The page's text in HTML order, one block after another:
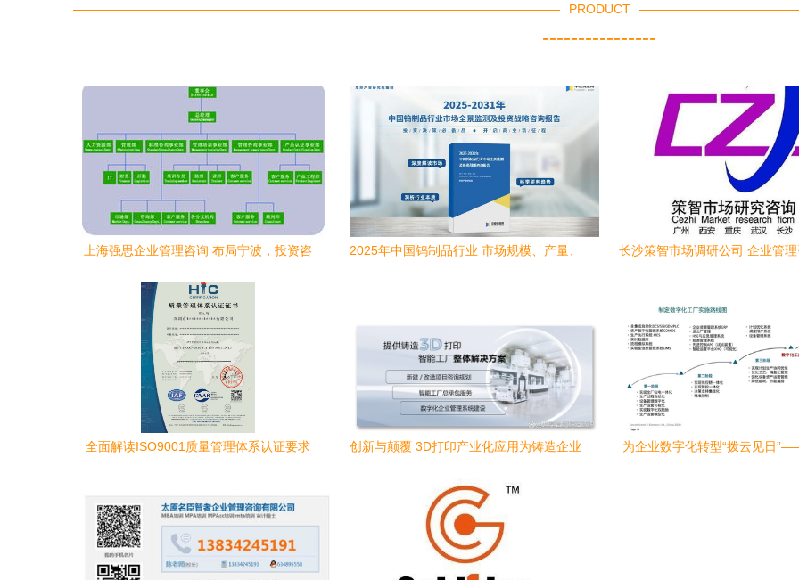
PRODUCT
----------------
上海强思企业管理咨询 布局宁波，投资咨
2025年中国钨制品行业 市场规模、产量、
长沙策智市场调研公司 企业管
全面解读ISO9001质量管理体系认证要求
创新与颠覆 3D打印产业化应用为铸造企业
为企业数字化转型“拨云见日